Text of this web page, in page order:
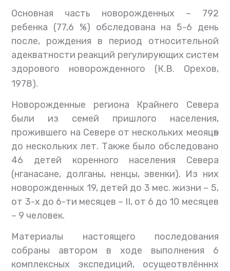
Основная часть новорожденных – 792
ребенка (77,6 %) обследована на 5-6 день
после, рождения в период относительной
адекватности реакций регулирующих систем
здорового новорожденного (К.В.
Орехов,
1978).
Новорожденные региона Крайнего Севера
были из семей пришлого населения,
прожившего на Севере от нескольких меояцѳв
до нескольких лет. Также было обследовано
46 детей коренного населения Севера
(нганасане, долганы, ненцы, эвенки). Из них
новорожденных 19, детей до 3 мес. жизни – 5,
от 3-х до 6-ти месяцев – II, от 6 до 10 месяцев
– 9 человек.
Материалы настоящего последования
собраны автором в ходе выполнения 6
комплексных экспедиций, осущеотвлённнх